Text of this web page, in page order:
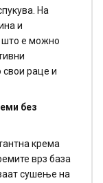
На
и
е можно
свои раце и
без
крема
врз база
сушење на